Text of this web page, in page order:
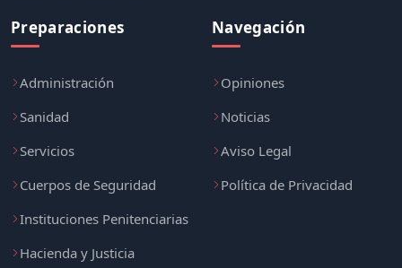
Preparaciones
Administración
Sanidad
Servicios
Cuerpos de Seguridad
Instituciones Penitenciarias
Hacienda y Justicia
Navegación
Opiniones
Noticias
Aviso Legal
Política de Privacidad